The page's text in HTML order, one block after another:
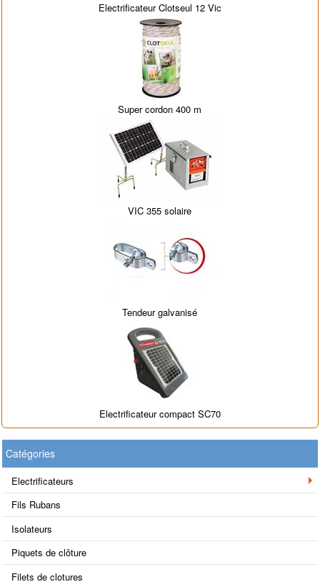
Electrificateur Clotseul 12 Vic
Super cordon 400 m
VIC 355 solaire
Tendeur galvanisé
Electrificateur compact SC70
Catégories
Electrificateurs
Fils Rubans
Isolateurs
Piquets de clôture
Filets de clotures